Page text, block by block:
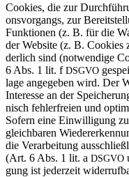
Coo­kies, die zur
ons­vor­gangs, zur
Funk­tionen (z. B. für die
der Web­site (z. B.
der­lich sind (not­wen­dige
6 Abs. 1 lit. fDSGVO
lage ange­geben wird. Der
Inter­esse an der
nisch feh­ler­freien und
Sofern eine Ein­wil­li­gung
gleich­baren
die Ver­ar­bei­tung
(Art. 6 Abs. 1 lit. a DSGVO
gung ist jeder­zeit